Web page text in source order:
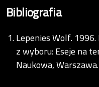
Bibliografia
Lepenies Wolf.
z wyboru: Eseje na
Naukowa, Warszawa.